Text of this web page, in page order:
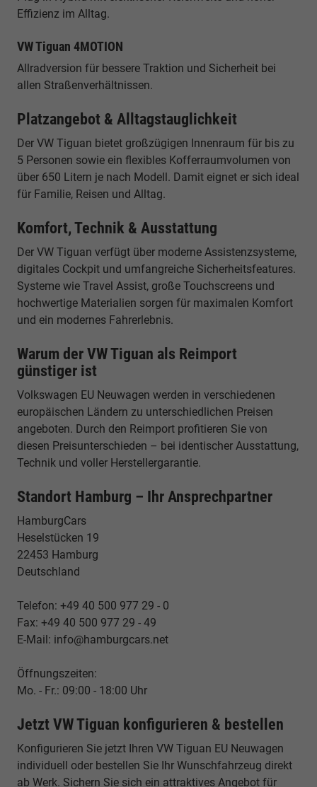
Effizienz im Alltag.
VW Tiguan 4MOTION
Allradversion für bessere Traktion und Sicherheit bei
allen Straßenverhältnissen.
Platzangebot & Alltagstauglichkeit
Der VW Tiguan bietet großzügigen Innenraum für bis zu
5 Personen sowie ein flexibles Kofferraumvolumen von
über 650 Litern je nach Modell. Damit eignet er sich ideal
für Familie, Reisen und Alltag.
Komfort, Technik & Ausstattung
Der VW Tiguan verfügt über moderne Assistenzsysteme,
digitales Cockpit und umfangreiche Sicherheitsfeatures.
Systeme wie Travel Assist, große Touchscreens und
hochwertige Materialien sorgen für maximalen Komfort
und ein modernes Fahrerlebnis.
Warum der VW Tiguan als Reimport
günstiger ist
Volkswagen EU Neuwagen werden in verschiedenen
europäischen Ländern zu unterschiedlichen Preisen
angeboten. Durch den Reimport profitieren Sie von
diesen Preisunterschieden – bei identischer Ausstattung,
Technik und voller Herstellergarantie.
Standort Hamburg – Ihr Ansprechpartner
HamburgCars
Heselstücken 19
22453 Hamburg
Deutschland
Telefon: +49 40 500 977 29 - 0
Fax: +49 40 500 977 29 - 49
E-Mail: info@hamburgcars.net
Öffnungszeiten:
Mo. - Fr.: 09:00 - 18:00 Uhr
Jetzt VW Tiguan konfigurieren & bestellen
Konfigurieren Sie jetzt Ihren VW Tiguan EU Neuwagen
individuell oder bestellen Sie Ihr Wunschfahrzeug direkt
ab Werk. Sichern Sie sich ein attraktives Angebot für